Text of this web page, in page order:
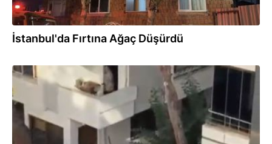
İstanbul'da Fırtına Ağaç Düşürdü
22.07.2026